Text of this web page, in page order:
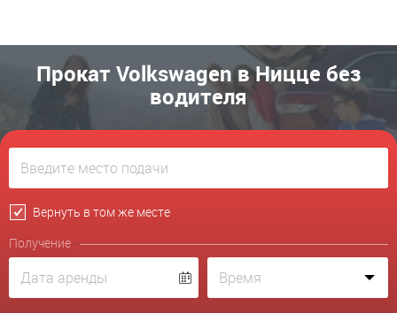
Прокат Volkswagen в Ницце без
водителя
Вернуть в том же месте
Получение